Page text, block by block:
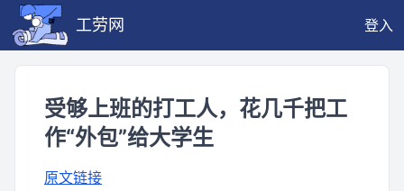
工劳网 登入
受够上班的打工人，花几千把工
作“外包”给大学生
原文链接